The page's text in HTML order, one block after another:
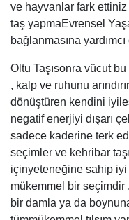
ve hayvanlar fark
taş yapmaEvrensel
bağlanmasına yardımcı
Oltu Taşısonra vücut
, kalp ve ruhunu
dönüştüren kendini
negatif enerjiyi dışarı
sadece kaderine terk
seçimler ve kehribar
içinyeteneğine sahip
mükemmel bir seçimdir
bir damla ya da